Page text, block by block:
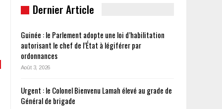
Dernier Article
Guinée : le Parlement adopte une loi d’habilitation
autorisant le chef de l’État à légiférer par
ordonnances
Août 3, 2026
Urgent : le Colonel Bienvenu Lamah élevé au grade de
Général de brigade